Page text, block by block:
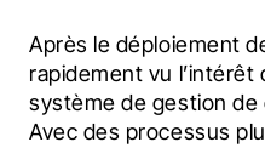
Après le déploiement
rapidement vu l’intérêt
système de gestion
Avec des processus